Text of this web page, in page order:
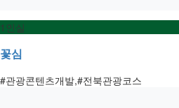
1인실
꽃심
#관광콘텐츠개발,#전북관광코스